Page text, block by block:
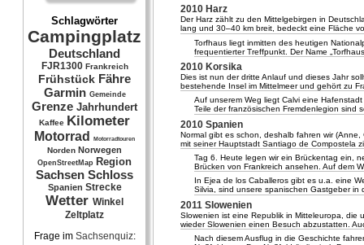
Schlagwörter
Campingplatz
Deutschland
FJR1300 Frankreich
Frühstück Fähre
Garmin Gemeinde
Grenze Jahrhundert
Kaffee Kilometer
Motorrad Motorradtouren
Norden Norwegen
OpenStreetMap Region
Sachsen Schloss
Spanien Strecke
Wetter Winkel
Zeltplatz
Frage im Sachsenquiz:
2010 Harz
Der Harz zählt zu den Mittelgebirgen in
lang und 30–40 km breit, bedeckt eine Fläche
Torfhaus liegt inmitten des heutigen
frequentierter Treffpunkt. Der Name
2010 Korsika
Dies ist nun der dritte Anlauf und dieses Jahr
bestehende Insel im Mittelmeer und gehört zu
Auf unserem Weg liegt Calvi eine
Teile der französischen Fremdenlegion sind
2010 Spanien
Normal gibt es schon, deshalb fahren wir
mit seiner Hauptstadt Santiago de Compostela
Tag 6. Heute legen wir ein Brückentag ein,
Brücken von Frankreich ansehen. Auf dem
In Ejea de los Caballeros gibt es u.a. eine
Silvia, sind unsere spanischen Gastgeber
2011 Slowenien
Slowenien ist eine Republik in Mitteleuropa, die
wieder Slowenien einen Besuch abzustatten.
Nach diesem Ausflug in die Geschichte